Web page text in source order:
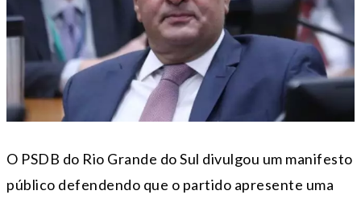
O PSDB do Rio Grande do Sul divulgou um manifesto
público defendendo que o partido apresente uma